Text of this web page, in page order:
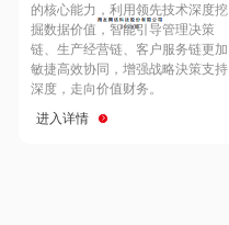
Hong Kong
的核心能力，利用领先技术深度挖
掘数据价值，智能引导管理决策
链、生产经营链、客户服务链更加
敏捷高效协同，增强战略決策支持
深度，走向价值财务。
进入详情